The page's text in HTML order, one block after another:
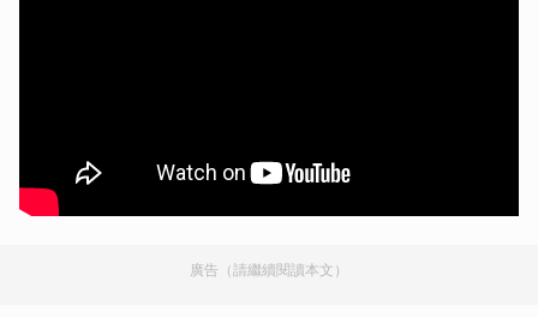
廣告（請繼續閱讀本文）